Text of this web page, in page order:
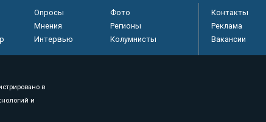
Опросы
Фото
Мнения
Регионы
Интервью Колумнисты
Контакты
Реклама
Вакансии
в
и